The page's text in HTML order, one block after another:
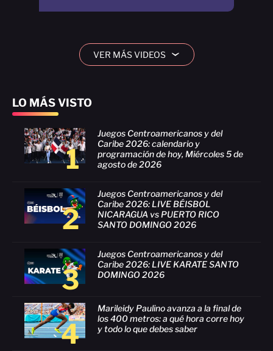
LO MÁS VISTO
1
Juegos Centroamericanos y del
Caribe 2026: calendario y
programación de hoy, Miércoles 5 de
agosto de 2026
2
Juegos Centroamericanos y del
Caribe 2026: LIVE BÉISBOL
NICARAGUA vs PUERTO RICO
SANTO DOMINGO 2026
3
Juegos Centroamericanos y del
Caribe 2026: LIVE KARATE SANTO
DOMINGO 2026
4
Marileidy Paulino avanza a la final de
los 400 metros: a qué hora corre hoy
y todo lo que debes saber
VER MÁS VIDEOS ›